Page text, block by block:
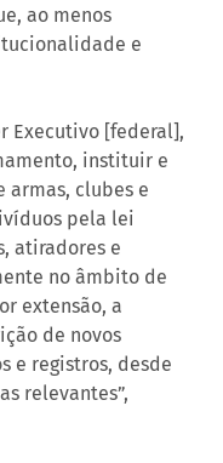
ao menos
e
Executivo [federal],
instituir e
armas, clubes e
pela lei
atiradores e
no âmbito de
extensão, a
de novos
e registros, desde
relevantes”,